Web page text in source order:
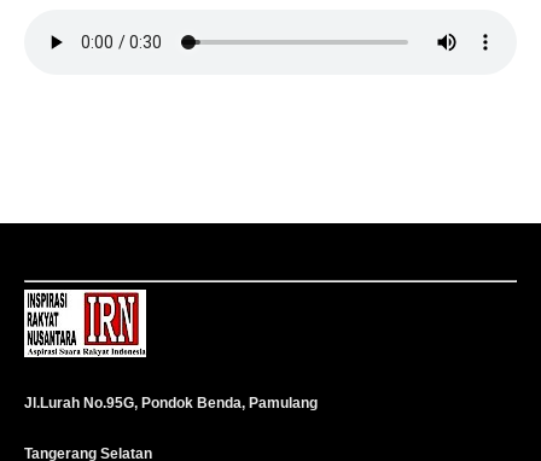
Jl.Lurah No.95G, Pondok Benda, Pamulang
Tangerang Selatan